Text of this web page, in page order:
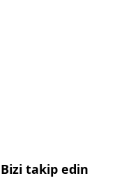
Bizi takip edin